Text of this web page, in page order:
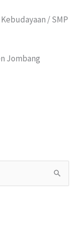
/ SMP